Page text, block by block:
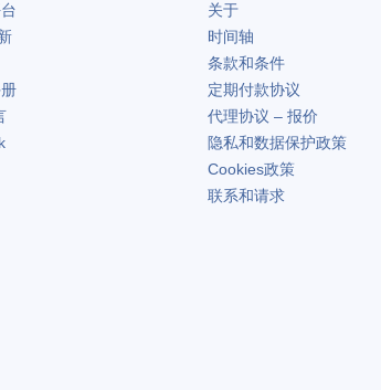
关于
时间轴
条款和条件
定期付款协议
代理协议 – 报价
隐私和数据保护政策
Cookies政策
联系和请求